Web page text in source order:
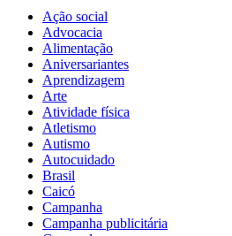
Ação social
Advocacia
Alimentação
Aniversariantes
Aprendizagem
Arte
Atividade física
Atletismo
Autismo
Autocuidado
Brasil
Caicó
Campanha
Campanha publicitária